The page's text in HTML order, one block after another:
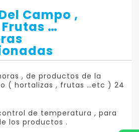
Campo ,
…
, de productos de la
( hortalizas , frutas …etc ) 24
de temperatura , para
los productos .